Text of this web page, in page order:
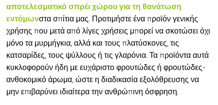
αποτελεσματικό σπρέι χώρου για τη θανάτωση
εντόμωνστα σπίτια μας. Προτιμήστε ένα προϊόν γενικής
χρήσης που μετά από λίγες χρήσεις μπορεί να σκοτώσει όχι
μόνο τα μυρμήγκια, αλλά και τους πλατύσκονες, τις
κατσαρίδες, τους ψύλλους ή τις γλαρόνια. Τα προϊόντα αυτά
κυκλοφορούν ήδη με ευχάριστο φρουτώδες ή φρουτώδες-
ανθοκομικό άρωμα, ώστε η διαδικασία εξολόθρευσης να
μην επιβαρύνει ιδιαίτερα την ανθρώπινη όσφρηση.